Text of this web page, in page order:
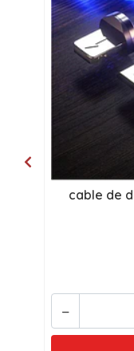
cable de
-